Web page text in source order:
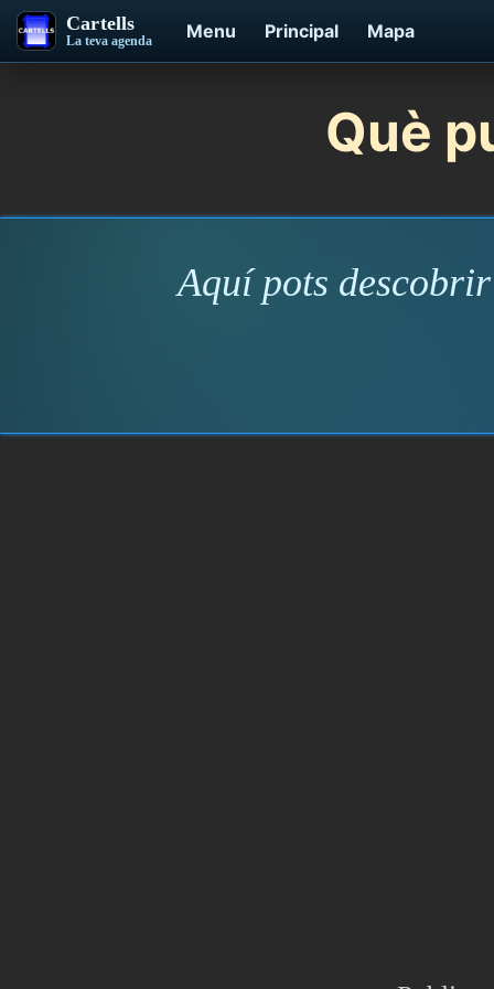
Cartells
La teva agenda Menu Principal Mapa
Què
Aquí pots